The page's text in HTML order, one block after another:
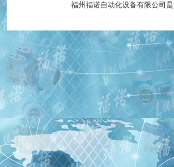
福州福诺自动化设备有限公司